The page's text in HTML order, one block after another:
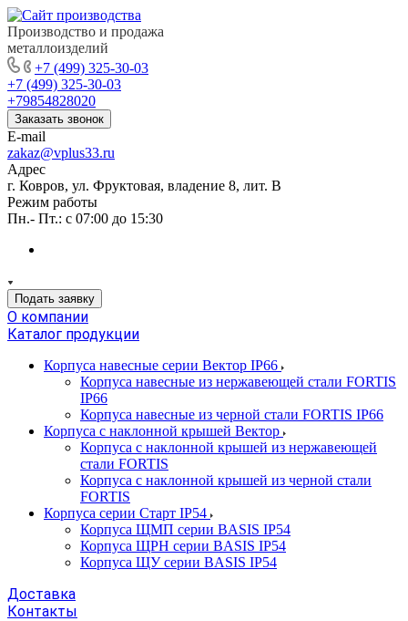
Производство и продажа
металлоизделий
+7 (499) 325-30-03
+7 (499) 325-30-03
+79854828020
Заказать звонок
E-mail
zakaz@vplus33.ru
Адрес
г. Ковров, ул. Фруктовая, владение 8, лит. В
Режим работы
Пн.- Пт.: с 07:00 до 15:30
Подать заявку
О компании
Каталог продукции
Корпуса навесные серии Вектор IP66
Корпуса навесные из нержавеющей стали FORTIS
IP66
Корпуса навесные из черной стали FORTIS IP66
Корпуса с наклонной крышей Вектор
Корпуса с наклонной крышей из нержавеющей
стали FORTIS
Корпуса с наклонной крышей из черной стали
FORTIS
Корпуса серии Старт IP54
Корпуса ЩМП серии BASIS IP54
Корпуса ЩРН серии BASIS IP54
Корпуса ЩУ серии BASIS IP54
Доставка
Контакты